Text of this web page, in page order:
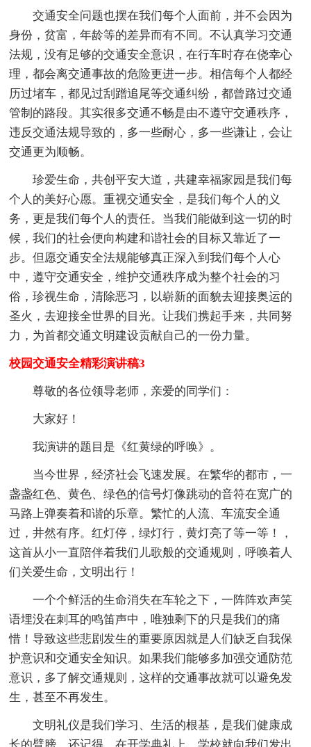
交通安全问题也摆在我们每个人面前，并不会因为
身份，贫富，年龄等的差异而有不同。不认真学习交通
法规，没有足够的交通安全意识，在行车时存在侥幸心
理，都会离交通事故的危险更进一步。相信每个人都经
历过堵车，都见过刮蹭追尾等交通纠纷，都曾路过交通
管制的路段。其实很多交通不畅是由不遵守交通秩序，
违反交通法规导致的，多一些耐心，多一些谦让，会让
交通更为顺畅。
珍爱生命，共创平安大道，共建幸福家园是我们每
个人的美好心愿。重视交通安全，是我们每个人的义
务，更是我们每个人的责任。当我们能做到这一切的时
候，我们的社会便向构建和谐社会的目标又靠近了一
步。但愿交通安全法规能够真正深入到我们每个人心
中，遵守交通安全，维护交通秩序成为整个社会的习
俗，珍视生命，清除恶习，以崭新的面貌去迎接奥运的
圣火，去迎接全世界的目光。让我们携起手来，共同努
力，为首都交通文明建设贡献自己的一份力量。
校园交通安全精彩演讲稿3
尊敬的各位领导老师，亲爱的同学们：
大家好！
我演讲的题目是《红黄绿的呼唤》。
当今世界，经济社会飞速发展。在繁华的都市，一
盏盏红色、黄色、绿色的信号灯像跳动的音符在宽广的
马路上弹奏着和谐的乐章。繁忙的人流、车流安全通
过，井然有序。红灯停，绿灯行，黄灯亮了等一等！，
这首从小一直陪伴着我们儿歌般的交通规则，呼唤着人
们关爱生命，文明出行！
一个个鲜活的生命消失在车轮之下，一阵阵欢声笑
语埋没在刺耳的鸣笛声中，唯独剩下的只是我们的痛
惜！导致这些悲剧发生的重要原因就是人们缺乏自我保
护意识和交通安全知识。如果我们能够多加强交通防范
意识，多了解交通规则，这样的交通事故就可以避免发
生，甚至不再发生。
文明礼仪是我们学习、生活的根基，是我们健康成